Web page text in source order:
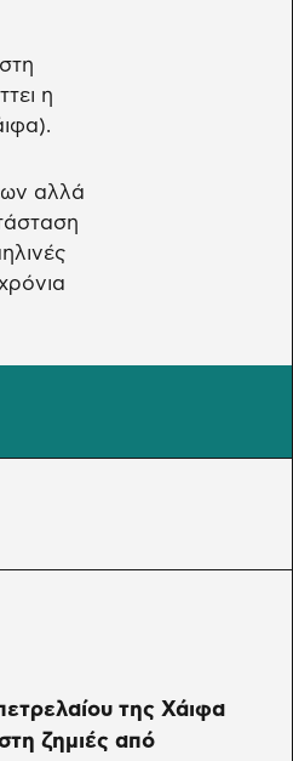
η
αλλά
της Χάιφα
ζημιές από